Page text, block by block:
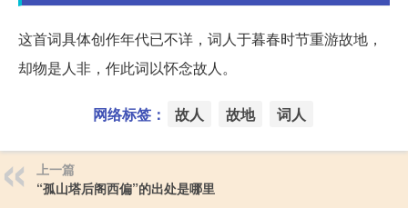
这首词具体创作年代已不详，词人于暮春时节重游故地，
却物是人非，作此词以怀念故人。
网络标签： 故人 故地 词人
上一篇
“孤山塔后阁西偏”的出处是哪里